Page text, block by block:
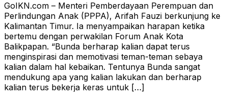
GoIKN.com – Menteri Pemberdayaan Perempuan dan
Perlindungan Anak (PPPA), Arifah Fauzi berkunjung ke
Kalimantan Timur. Ia menyampaikan harapan ketika
bertemu dengan perwakilan Forum Anak Kota
Balikpapan. “Bunda berharap kalian dapat terus
menginspirasi dan memotivasi teman-teman sebaya
kalian dalam hal kebaikan. Tentunya Bunda sangat
mendukung apa yang kalian lakukan dan berharap
kalian terus bekerja keras untuk […]